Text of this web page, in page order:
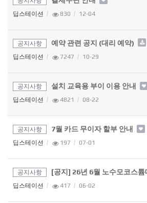
딥스테이션 830 12-04
공지사항 예약 관련 공지 (대리 예약)
딥스테이션 7247 10-29
공지사항 설치 교육용 부이 이용 안내
딥스테이션 4821 08-22
공지사항 7월 카드 무이자 할부 안내
딥스테이션 197 07-01
공지사항 [공지] 26년 6월 노수모코스튬
딥스테이션 417 06-02